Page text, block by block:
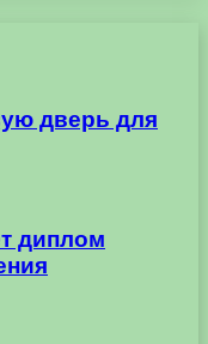
дверь для
диплом